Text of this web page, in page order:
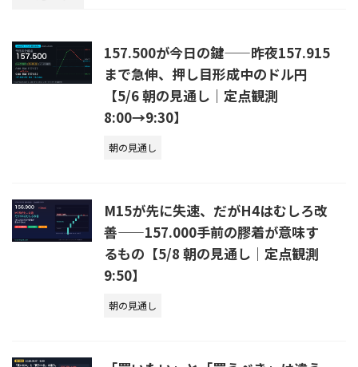
157.500が今日の鍵——昨夜157.915
まで急伸、押し目形成中のドル円
【5/6 朝の見通し｜定点観測
8:00→9:30】
朝の見通し
M15が先に失速、だがH4はむしろ改
善——157.000手前の膠着が意味す
るもの【5/8 朝の見通し｜定点観測
9:50】
朝の見通し